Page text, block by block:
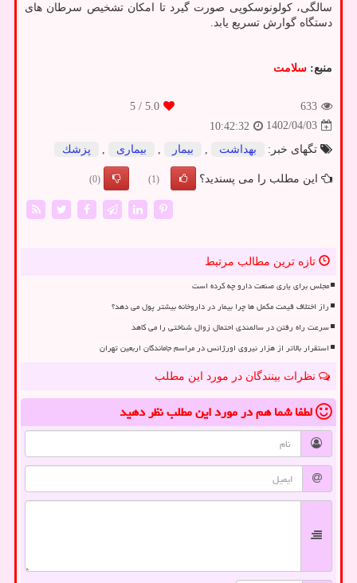
سالگی، کولونوسکوپی صورت گیرد تا امکان تشخیص سرطان های
دستگاه گوارش تسریع یابد.
منبع: سلامت
633
5.0
/ 5
1402/04/03
10:42:32
تگهای خبر:
بهداشت , بیمار , بیماری , پزشك
این مطلب را می پسندید؟ (1)
(0)
تازه ترین مطالب مرتبط
مجلس برای یاری صنعت دارو چه کرده است
راز اختلاف قیمت مکمل ها چرا بیمار در داروخانه بیشتر پول می دهد؟
سرعت راه رفتن در سالمندی احتمال زوال شناختی را می کاهد
استقرار بالاتر از هزار نیروی اورژانس در مراسم جاماندگان اربعین تهران
نظرات بینندگان در مورد این مطلب
لطفا شما همدر مورد این مطلبنظر دهید